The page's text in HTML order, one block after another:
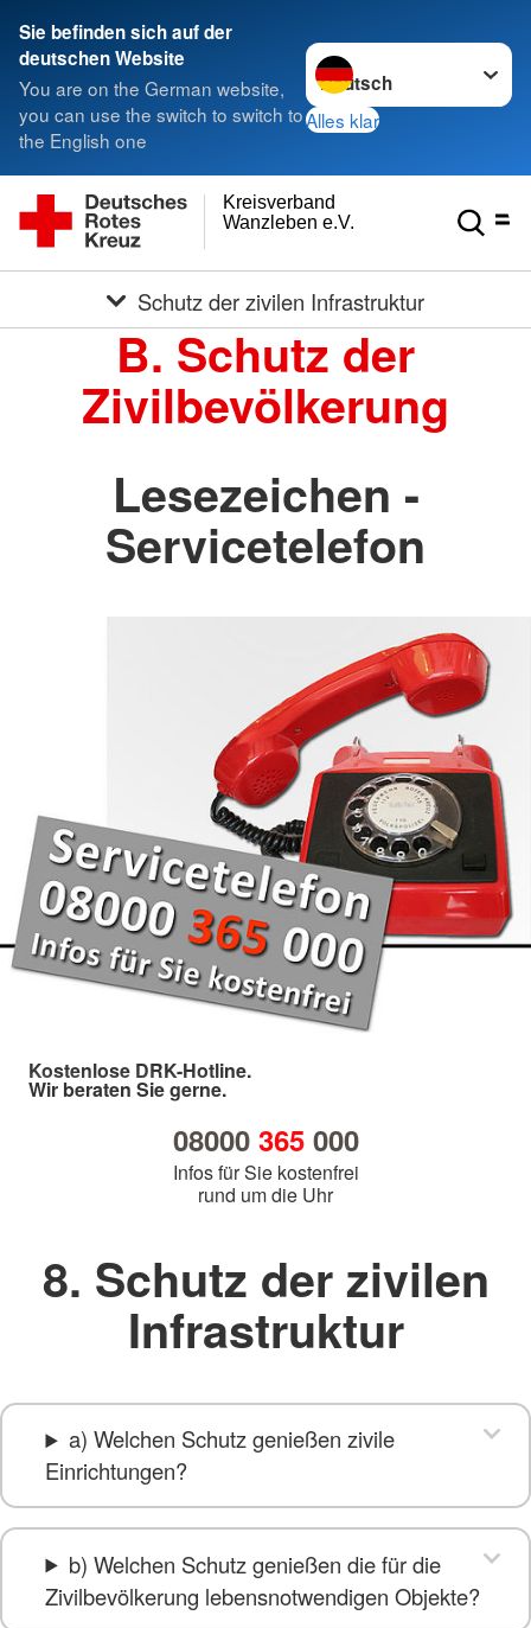
Sie befinden sich auf der
deutschen Website
You are on the German website,
you can use the switch to switch to
the English one
Sprache wechseln zu
Alles klar
Wanzleben e.V.
Kreisverband
Schutz der zivilen Infrastruktur
B. Schutz der
Zivilbevölkerung
Lesezeichen -
Servicetelefon
Kostenlose DRK-Hotline.
Wir beraten Sie gerne.
08000 365000
Infos für Sie kostenfrei
rund um die Uhr
8. Schutz der zivilen
Infrastruktur
a) Welchen Schutz genießen zivile
Einrichtungen?
b) Welchen Schutz genießen die für die
Zivilbevölkerung lebensnotwendigen Objekte?